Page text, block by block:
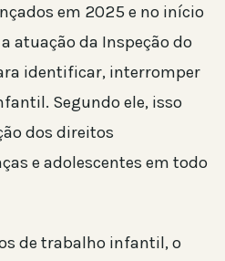
em 2025 e no início
atuação da Inspeção do
identificar, interromper
Segundo ele, isso
dos direitos
e adolescentes em todo
de trabalho infantil, o